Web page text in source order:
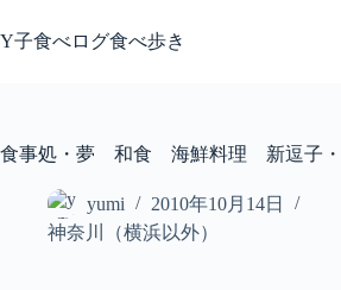
ン
ス
Y子食べログ食べ歩き
食事処・夢 和食 海鮮料理 新逗子
yumi
2010年10月14日
神奈川（横浜以外）